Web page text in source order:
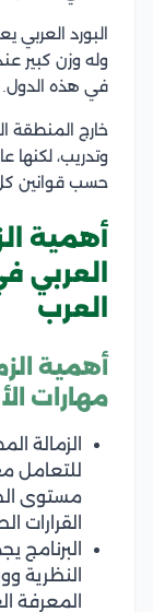
البورد العربي
وله وزن كبير
في هذه الدول.
خارج المنطقة
وتدريب، لكنها
حسب قوانين
أهمية
العربي
العرب
أهمية
مهارات
الزمالة
للتعامل
مستوى
القرارات
البرنامج
النظرية
المعرفة